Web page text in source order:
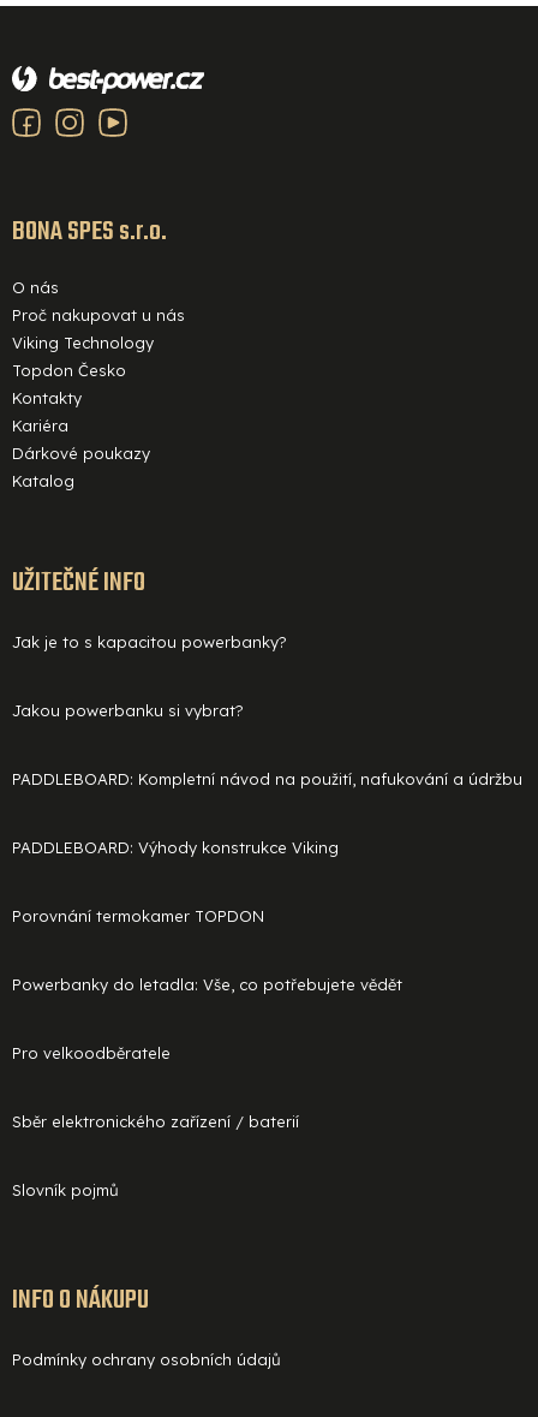
á
a
BONA SPES s.r.o.
O nás
Proč nakupovat u nás
Viking Technology
Topdon Česko
Kontakty
Kariéra
Dárkové poukazy
Katalog
UŽITEČNÉ INFO
Jak je to s kapacitou powerbanky?
Jakou powerbanku si vybrat?
PADDLEBOARD: Kompletní návod na použití, nafukování a údržbu
PADDLEBOARD: Výhody konstrukce Viking
Porovnání termokamer TOPDON
Powerbanky do letadla: Vše, co potřebujete vědět
Pro velkoodběratele
Sběr elektronického zařízení / baterií
Slovník pojmů
INFO O NÁKUPU
Podmínky ochrany osobních údajů